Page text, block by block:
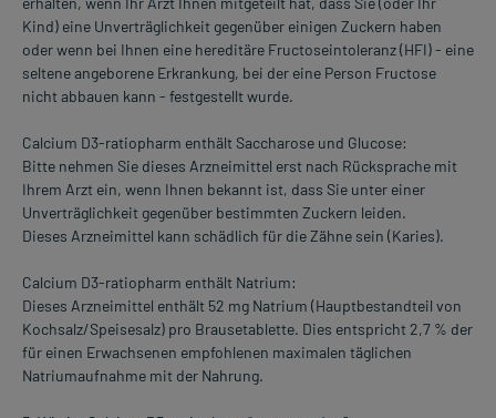
Kind) eine Unverträglichkeit gegenüber einigen Zuckern haben
oder wenn bei Ihnen eine hereditäre Fructoseintoleranz (HFI) - eine
seltene angeborene Erkrankung, bei der eine Person Fructose
nicht abbauen kann - festgestellt wurde.
Calcium D3-ratiopharm enthält Saccharose und Glucose:
Bitte nehmen Sie dieses Arzneimittel erst nach Rücksprache mit
Ihrem Arzt ein, wenn Ihnen bekannt ist, dass Sie unter einer
Unverträglichkeit gegenüber bestimmten Zuckern leiden.
Dieses Arzneimittel kann schädlich für die Zähne sein (Karies).
Calcium D3-ratiopharm enthält Natrium:
Dieses Arzneimittel enthält 52 mg Natrium (Hauptbestandteil von
Kochsalz/Speisesalz) pro Brausetablette. Dies entspricht 2,7 % der
für einen Erwachsenen empfohlenen maximalen täglichen
Natriumaufnahme mit der Nahrung.